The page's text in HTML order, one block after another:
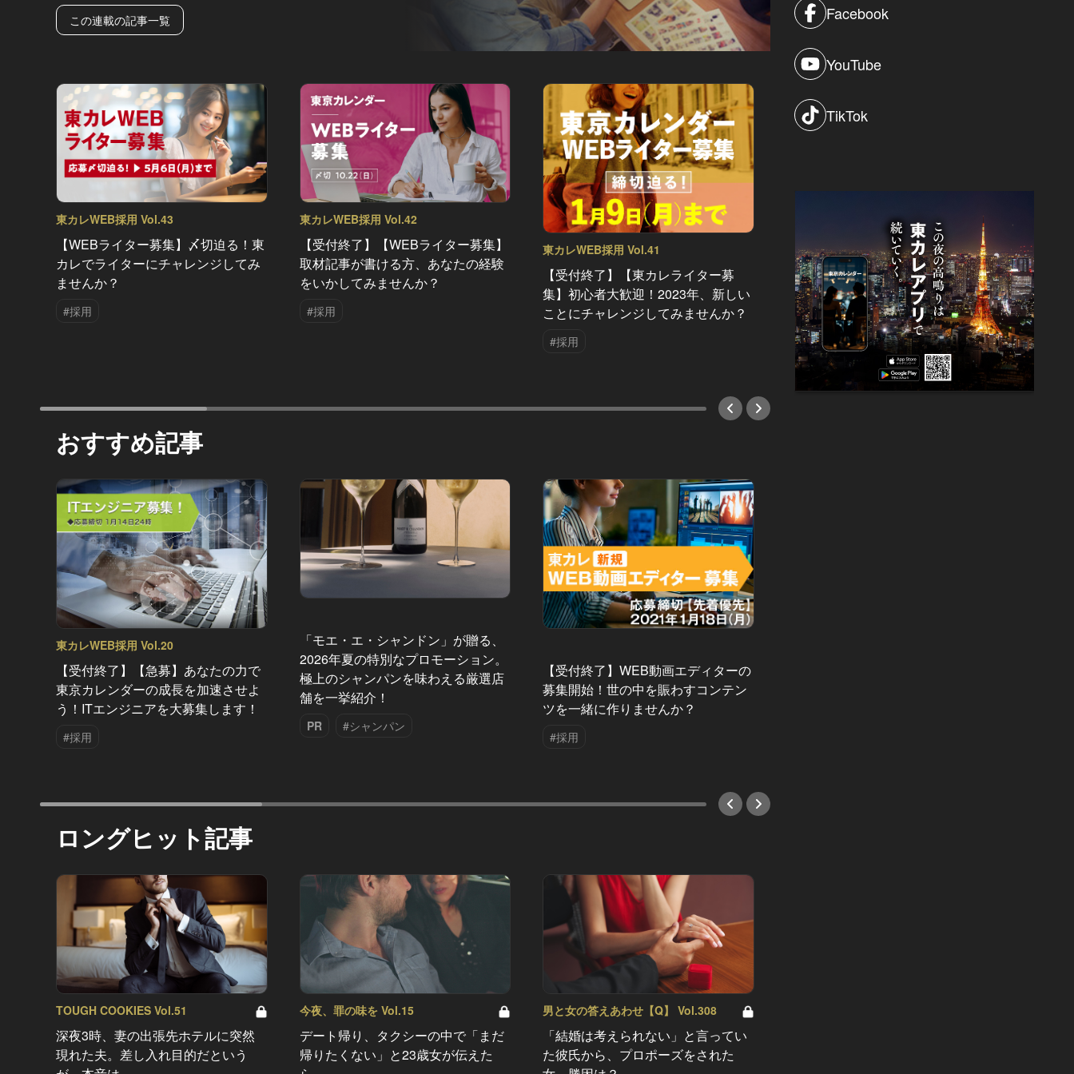
この連載の記事一覧
東カレWEB採用 Vol.43
【WEBライター募集】〆切迫る！東
カレでライターにチャレンジしてみ
ませんか？
#採用
東カレWEB採用 Vol.42
【受付終了】【WEBライター募集】
取材記事が書ける方、あなたの経験
をいかしてみませんか？
#採用
東カレWEB採用 Vol.41
【受付終了】【東カレライター募
集】初心者大歓迎！2023年、新しい
ことにチャレンジしてみませんか？
#採用
東カレWEB採用 Vol.40
【受付終了】初心者大歓迎！あなた
の経験を小説・エッセイにしてみま
せんか？6/26（日）〆切【ライター
募集】
#採用
東カレ
【応募
の経験
せんか
募集】
おすすめ記事
東カレWEB採用 Vol.20
【受付終了】【急募】あなたの力で
東京カレンダーの成長を加速させよ
う！ITエンジニアを大募集します！
#採用
「モエ・エ・シャンドン」が贈る、
2026年夏の特別なプロモーション。
極上のシャンパンを味わえる厳選店
舗を一挙紹介！
PR #シャンパン
【受付終了】WEB動画エディターの
募集開始！世の中を賑わすコンテン
ツを一緒に作りませんか？
#採用
ロングヒット記事
TOUGH COOKIES Vol.51
深夜3時、妻の出張先ホテルに突然
現れた夫。差し入れ目的だという
今夜、罪の味を Vol.15
デート帰り、タクシーの中で「まだ
帰りたくない」と23歳女が伝えた
男と女の答えあわせ【Q】 Vol.308
「結婚は考えられない」と言ってい
た彼氏から、プロポーズをされた
Facebook
YouTube
TikTok